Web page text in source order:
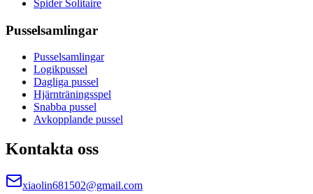
Spider Solitaire
Pusselsamlingar
Pusselsamlingar
Logikpussel
Dagliga pussel
Hjärnträningsspel
Snabba pussel
Avkopplande pussel
Kontakta oss
xiaolin681502@gmail.com